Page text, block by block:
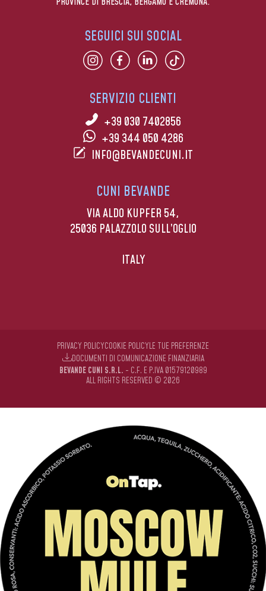
SERVIZIO CLIENTI
+39 030 7402856
+39 344 050 4286
INFO@BEVANDECUNI.IT
CUNI BEVANDE
VIA ALDO KUPFER 54,
25036 PALAZZOLO SULL’OGLIO
ITALY
SEGUICI SUI SOCIAL
BEVANDE CUNI S.R.L. - C.F. E P.IVA 01579120989
ALL RIGHTS RESERVED © 2026
PRIVACY POLICYCOOKIE POLICYLE TUE PREFERENZE
DOCUMENTI DI COMUNICAZIONE FINANZIARIA